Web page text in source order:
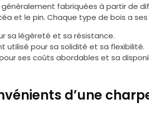
fabriquées à partir de
et le pin. Chaque type de bois a
sa légèreté et sa résistance.
utilisé pour sa solidité et sa flexibilité.
ses coûts abordables et sa
d’une